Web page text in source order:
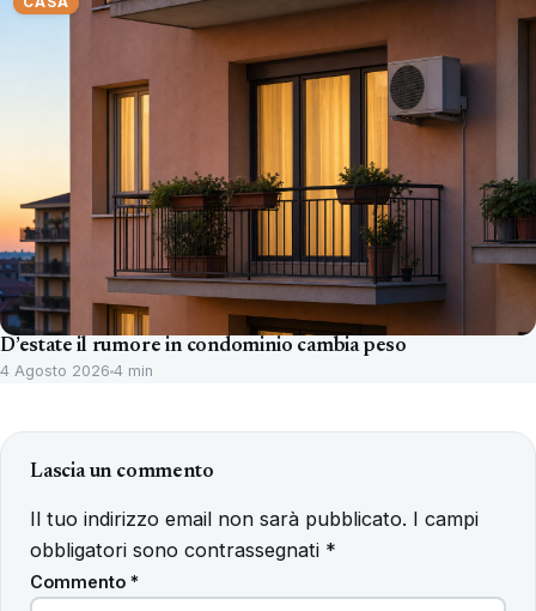
D’estate il rumore in condominio cambia peso
4 Agosto 2026 4 min
Lascia un commento
Il tuo indirizzo email non sarà pubblicato. I campi
obbligatori sono contrassegnati *
Commento *